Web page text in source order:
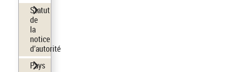
Statut
de
la
notice
d’autorité
Pays